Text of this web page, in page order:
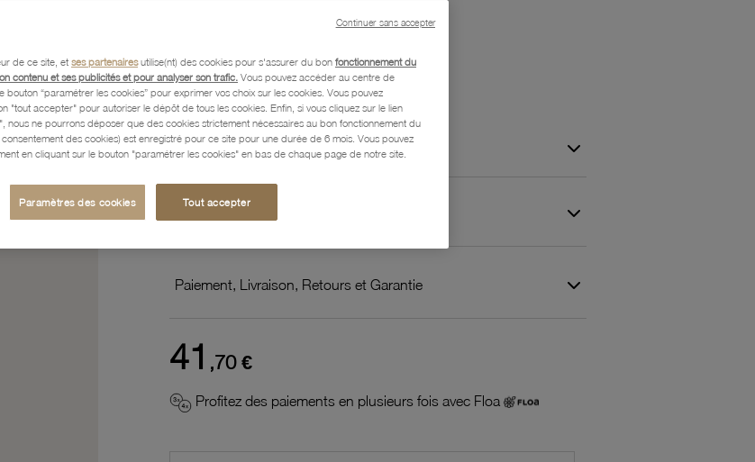
Référence : 63000027
Description
Caractéristiques détaillées
Paiement, Livraison, Retours et Garantie
41 ,70 €
Profitez des paiements en plusieurs fois avec Floa
de ce site, et ses partenairesutilise(nt) des cookies pour s'assurer du bon fonctionnement du
contenu et ses publicités et pour analyser son trafic. Vous pouvez accéder au centre de
bouton “paramétrer les cookies” pour exprimer vos choix sur les cookies. Vous pouvez
"tout accepter" pour autoriser le dépôt de tous les cookies. Enfin, si vous cliquez sur le lien
nous ne pourrons déposer que des cookies strictement nécessaires au bon fonctionnement du
des cookies) est enregistré pour ce site pour une durée de 6 mois. Vous pouvez
en cliquant sur le bouton "paramétrer les cookies" en bas de chaque page de notre site.
Paramètres des cookies Tout accepter
Continuer sans accepter